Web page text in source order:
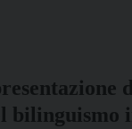
bilinguismo